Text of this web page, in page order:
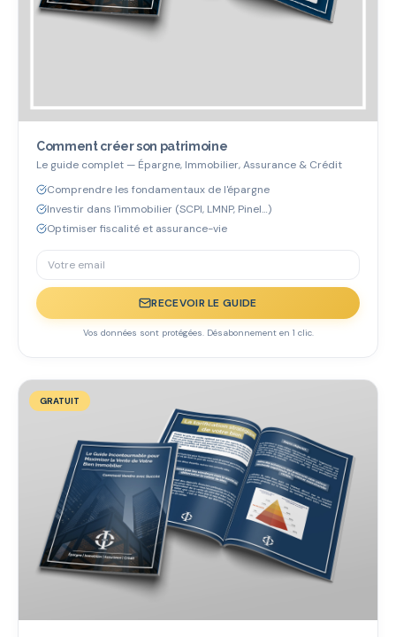
Comment créer son patrimoine
Le guide complet — Épargne, Immobilier, Assurance & Crédit
Comprendre les fondamentaux de l'épargne
Investir dans l'immobilier (SCPI, LMNP, Pinel…)
Optimiser fiscalité et assurance-vie
RECEVOIR LE GUIDE
Vos données sont protégées. Désabonnement en 1 clic.
GRATUIT